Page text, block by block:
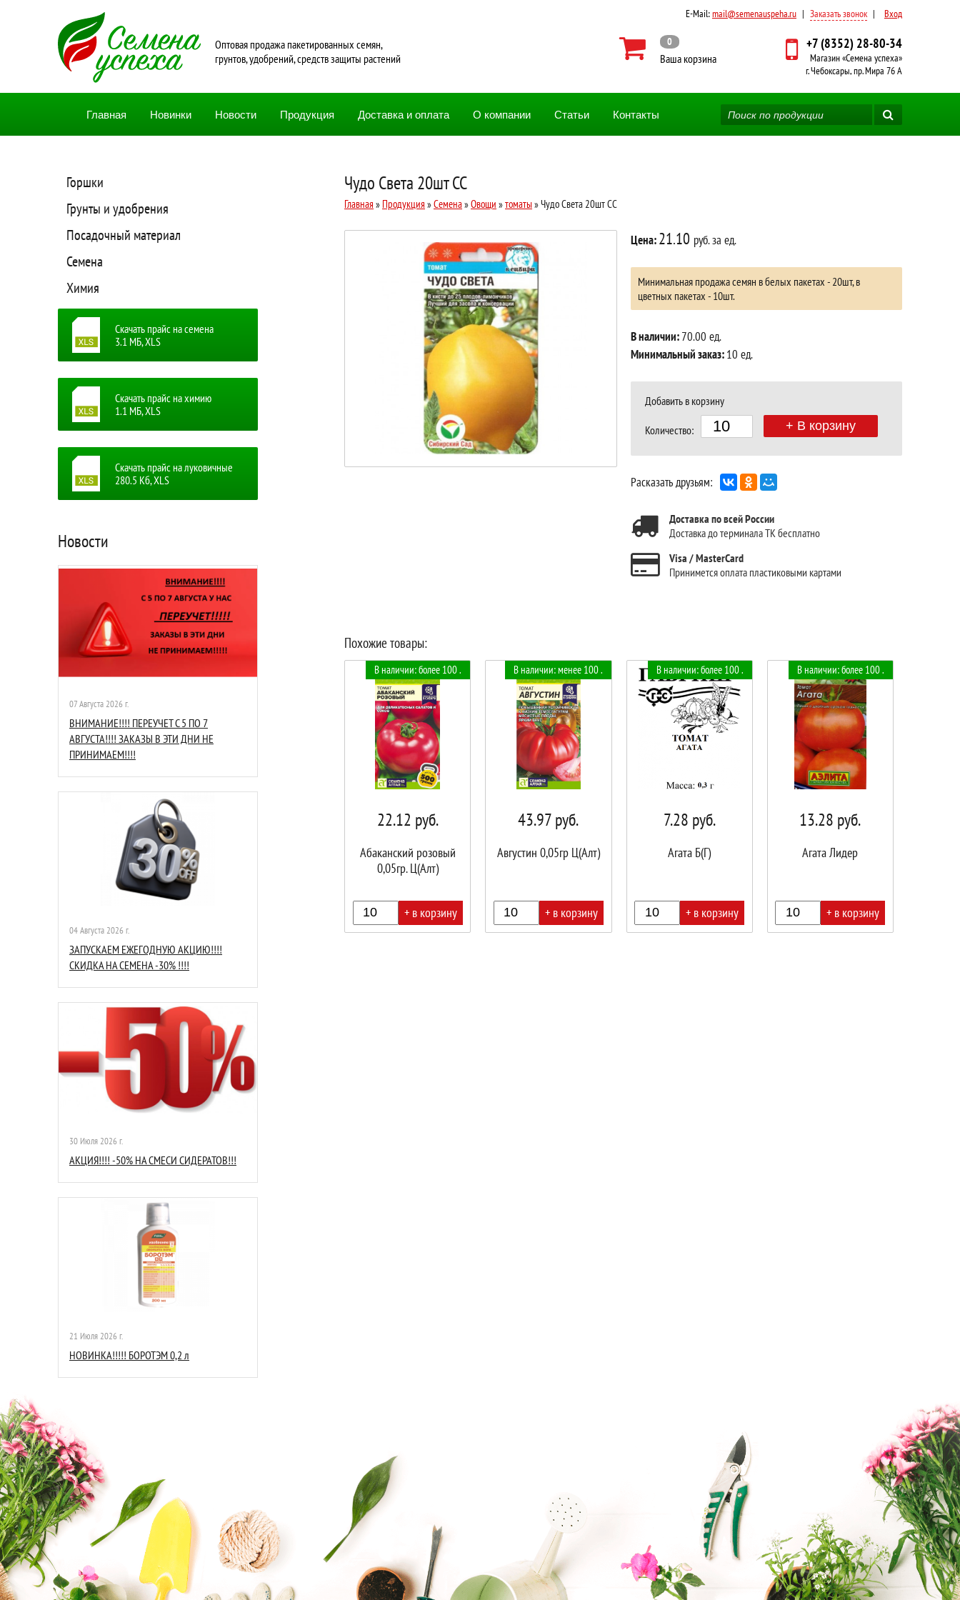
E-Mail:mail@semenauspeha.ru | Заказать звонок | Вход
Oптовая продажа пакетированных семян,
грунтов, удобрений, средств защиты растений
0
Ваша корзина
+7 (8352) 28-80-34
Магазин «Семена успеха»
г. Чебоксары, пр. Мира 76 А
Главная Новинки Новости Продукция Доставка и оплата О компании Статьи Контакты
Горшки
Грунты и удобрения
Посадочный материал
Семена
Химия
Скачать прайс на семена
3.1 MБ, XLS
Скачать прайс на химию
1.1 MБ, XLS
Скачать прайс на луковичные
280.5 Кб, XLS
Новости
07 Августа 2026 г.
ВНИМАНИЕ!!!! ПЕРЕУЧЕТ С 5 ПО 7
АВГУСТА!!!! ЗАКАЗЫ В ЭТИ ДНИ НЕ
ПРИНИМАЕМ!!!!
04 Августа 2026 г.
ЗАПУСКАЕМ ЕЖЕГОДНУЮ АКЦИЮ!!!!
СКИДКА НА СЕМЕНА -30% !!!!
30 Июля 2026 г.
АКЦИЯ!!!! -50% НА СМЕСИ СИДЕРАТОВ!!!
21 Июля 2026 г.
НОВИНКА!!!!! БОРОТЭМ 0,2 л
Чудо Света 20шт СС
Главная » Продукция »Семена»Овощи »томаты» Чудо Света 20шт СС
Цена:21.10 руб. за ед.
Минимальная продажа семян в белых пакетах - 20шт, в
цветных пакетах - 10шт.
В наличии:70.00 ед.
Минимальный заказ:10 ед.
Добавить в корзину
Количество: + В корзину
Расказать друзьям:
Доставка по всей России
Доставка до терминала ТК бесплатно
Visa / MasterCard
Принимется оплата пластиковыми картами
Похожие товары:
В наличии: более 100 .
22.12 руб.
Абаканский розовый
0,05гр. Ц(Алт)
+ в корзину
В наличии: менее 100 .
43.97руб.
Августин 0,05гр Ц(Алт)
+ в корзину
В наличии: более 100 .
7.28 руб.
Агата Б(Г)
+ в корзину
В наличии: более 100 .
13.28 руб.
Агата Лидер
+ в корзину